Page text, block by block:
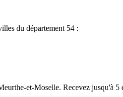
du département 54 :
et-Moselle. Recevez jusqu'à 5